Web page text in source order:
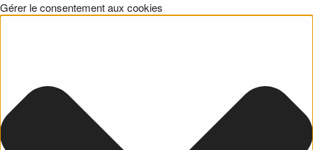
Gérer le consentement aux cookies